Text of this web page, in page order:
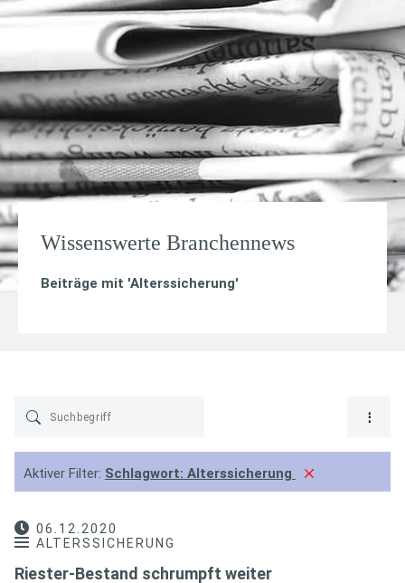
Wissenswerte Branchennews
Beiträge mit 'Alterssicherung'
Aktiver Filter: Schlagwort: Alterssicherung
06.12.2020
ALTERSSICHERUNG
Riester-Bestand schrumpft weiter